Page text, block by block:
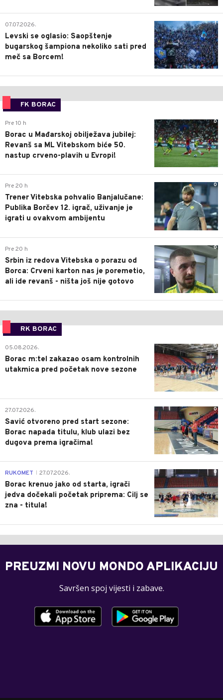
1
07.07.2026.
Levski se oglasio: Saopštenje
bugarskog šampiona nekoliko sati pred
meč sa Borcem!
FK BORAC
0
Pre 10 h
Borac u Mađarskoj obilježava jubilej:
Revanš sa ML Vitebskom biće 50.
nastup crveno-plavih u Evropi!
0
Pre 20 h
Trener Vitebska pohvalio Banjalučane:
Publika Borčev 12. igrač, uživanje je
igrati u ovakvom ambijentu
0
Pre 20 h
Srbin iz redova Vitebska o porazu od
Borca: Crveni karton nas je poremetio,
ali ide revanš - ništa još nije gotovo
RK BORAC
0
05.08.2026.
Borac m:tel zakazao osam kontrolnih
utakmica pred početak nove sezone
0
27.07.2026.
Savić otvoreno pred start sezone:
Borac napada titulu, klub ulazi bez
dugova prema igračima!
0
RUKOMET 27.07.2026.
Borac krenuo jako od starta, igrači
jedva dočekali početak priprema: Cilj se
zna - titula!
PREUZMI NOVU MONDO APLIKACIJU
Savršen spoj vijesti i zabave.